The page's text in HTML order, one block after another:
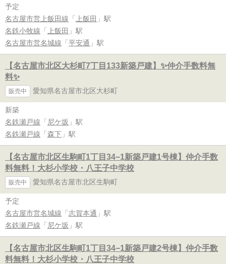
予定
名古屋市営上飯田線 「 上飯田 」駅
名鉄小牧線 「 上飯田 」駅
名古屋市営名城線 「 平安通 」駅
【名古屋市北区大杉町7丁目133新築戸建】✨️仲介手数料無
料✨️
販売中 愛知県名古屋市北区大杉町
新築
名鉄瀬戸線 「 尼ケ坂 」駅
名鉄瀬戸線 「 森下 」駅
【名古屋市北区生駒町1丁目34−1新築戸建1号棟】仲介手数
料無料！大杉小学校・八王子中学校
販売中 愛知県名古屋市北区生駒町
予定
名古屋市営名城線 「 志賀本通 」駅
名鉄瀬戸線 「 尼ケ坂 」駅
【名古屋市北区生駒町1丁目34−1新築戸建2号棟】仲介手数
料無料！大杉小学校・八王子中学校